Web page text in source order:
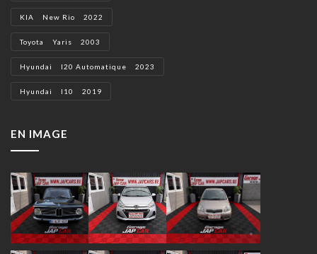
KIA New Rio 2022
Toyota Yaris 2003
Hyundai I20 Automatique 2023
Hyundai I10 2019
EN IMAGE